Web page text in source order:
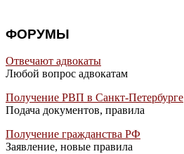
ФОРУМЫ
Отвечают адвокаты
Любой вопрос адвокатам
Получение РВП в Санкт-Петербурге
Подача документов, правила
Получение гражданства РФ
Заявление, новые правила